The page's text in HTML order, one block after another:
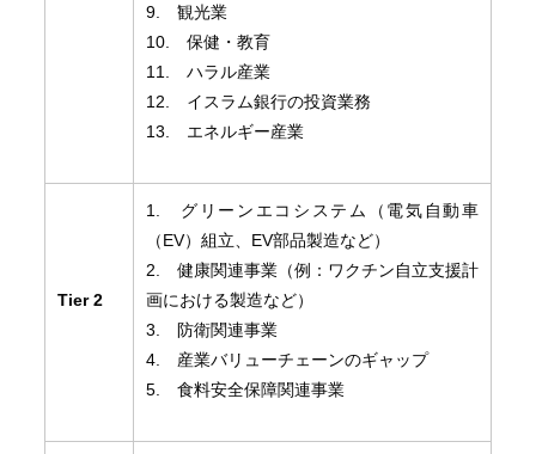
9. 観光業
10. 保健・教育
11. ハラル産業
12. イスラム銀行の投資業務
13. エネルギー産業
Tier 2
1. グリーンエコシステム（電気自動車
（EV）組立、EV部品製造など）
2. 健康関連事業（例：ワクチン自立支援計
画における製造など）
3. 防衛関連事業
4. 産業バリューチェーンのギャップ
5. 食料安全保障関連事業